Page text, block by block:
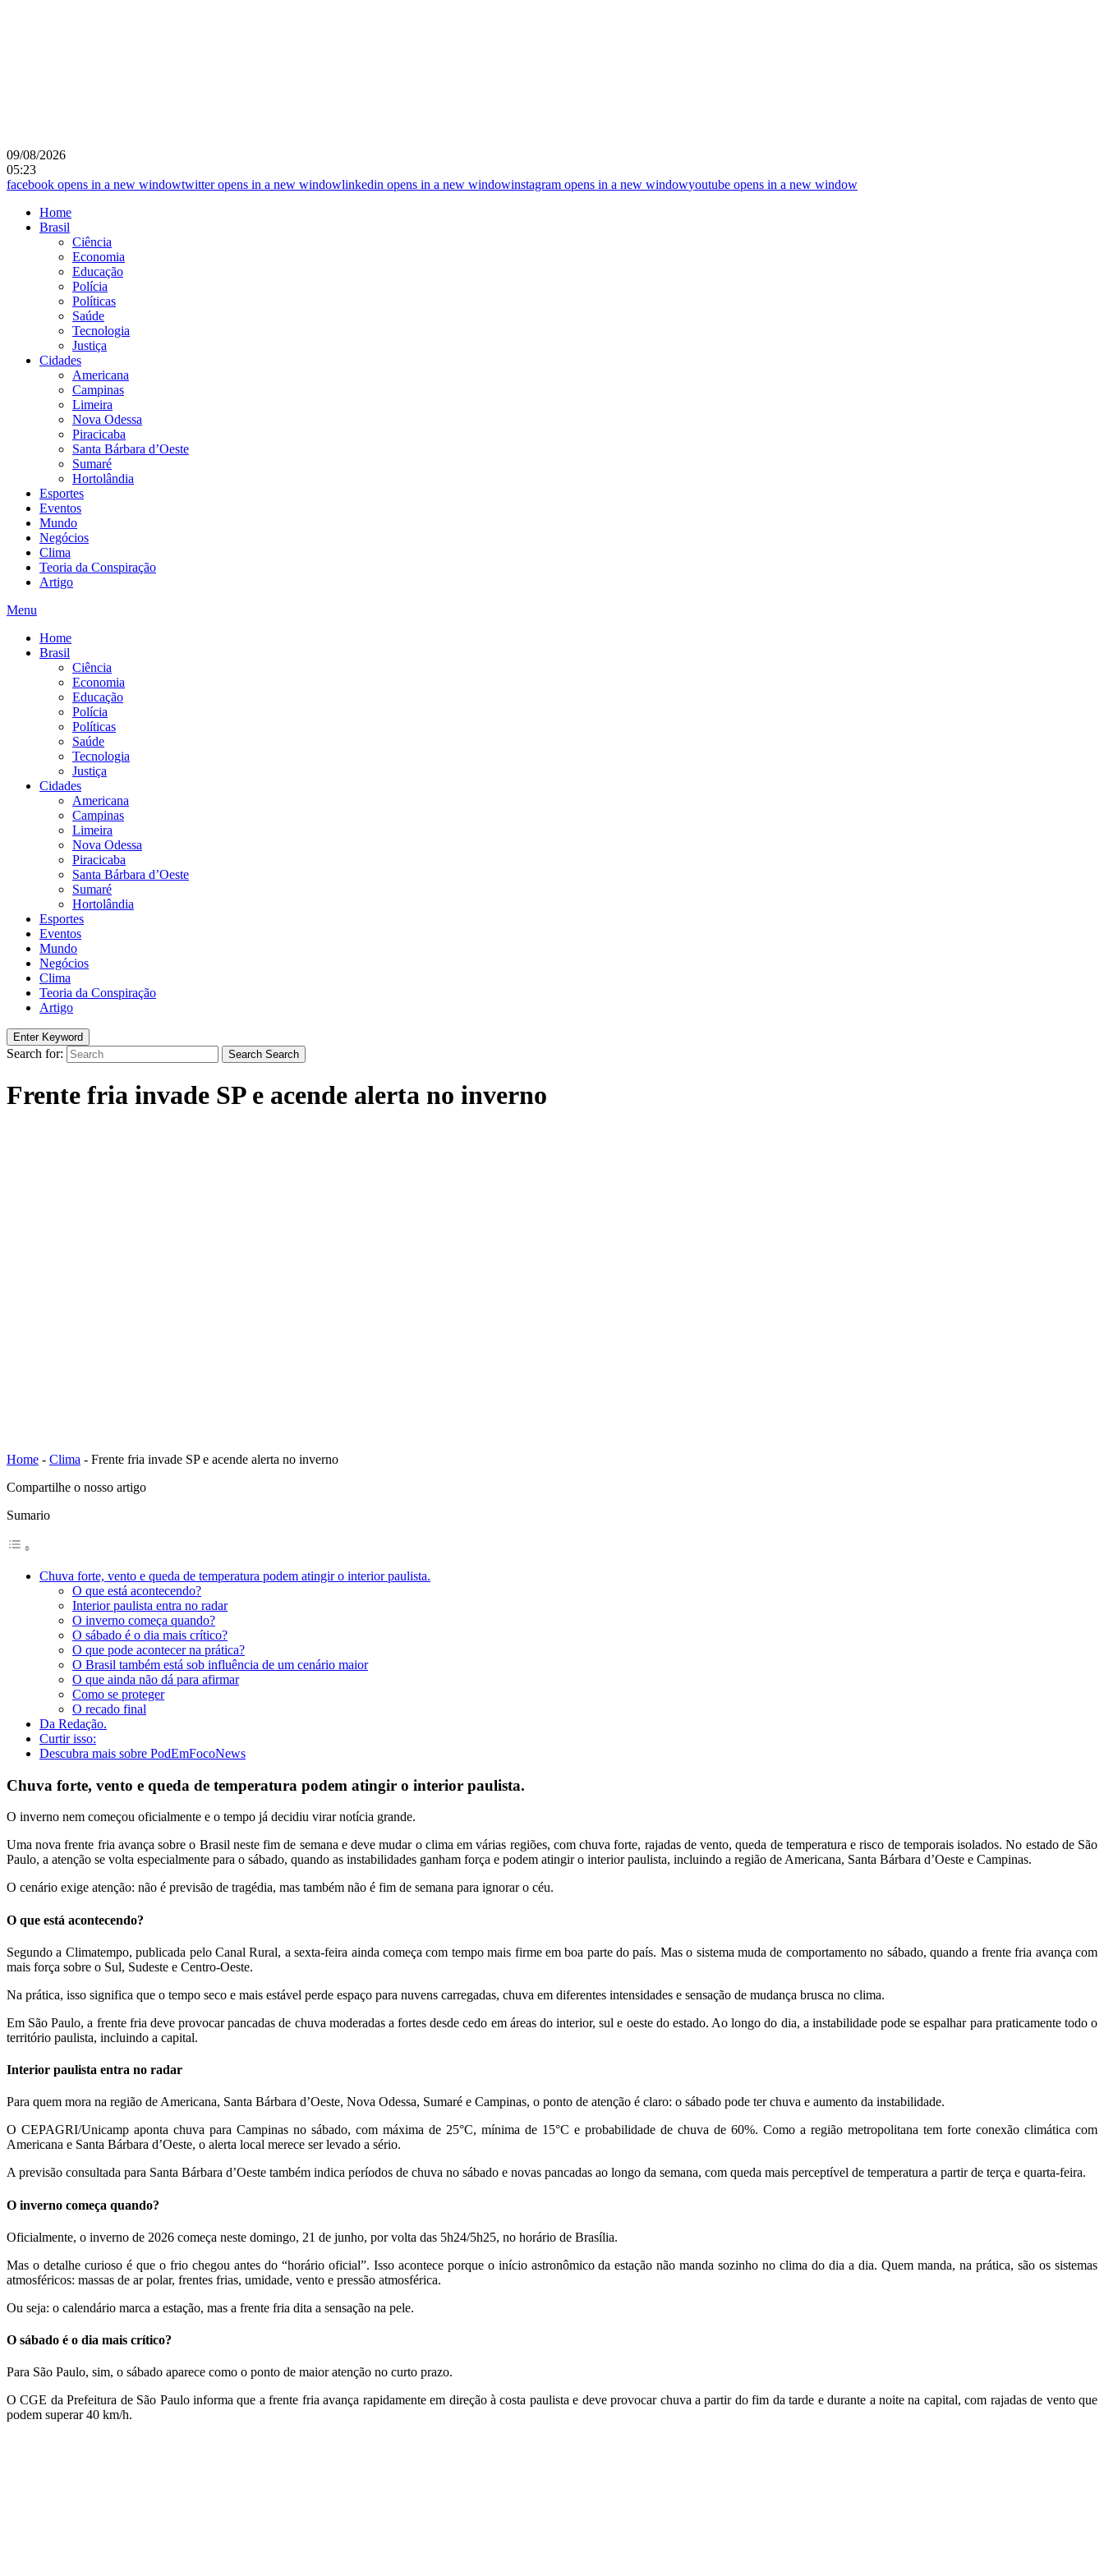
09/08/2026
05:23
facebook opens in a new windowtwitteropens in a new windowlinkedin opens in a new windowinstagram opens in a new windowyoutube opens in a new window
Home
Brasil
Ciência
Economia
Educação
Polícia
Políticas
Saúde
Tecnologia
Justiça
Cidades
Americana
Campinas
Limeira
Nova Odessa
Piracicaba
Santa Bárbara d’Oeste
Sumaré
Hortolândia
Esportes
Eventos
Mundo
Negócios
Clima
Teoria da Conspiração
Artigo
Menu
Home
Brasil
Ciência
Economia
Educação
Polícia
Políticas
Saúde
Tecnologia
Justiça
Cidades
Americana
Campinas
Limeira
Nova Odessa
Piracicaba
Santa Bárbara d’Oeste
Sumaré
Hortolândia
Esportes
Eventos
Mundo
Negócios
Clima
Teoria da Conspiração
Artigo
Enter Keyword
Search for: Search Search
Frente fria invade SP e acende alerta no inverno
Home - Clima - Frente fria invade SP e acende alerta no inverno
Compartilhe o nosso artigo
Sumario
Chuva forte, vento e queda de temperatura podem atingir o interior paulista.
O que está acontecendo?
Interior paulista entra no radar
O inverno começa quando?
O sábado é o dia mais crítico?
O que pode acontecer na prática?
O Brasil também está sob influência de um cenário maior
O que ainda não dá para afirmar
Como se proteger
O recado final
Da Redação.
Curtir isso:
Descubra mais sobre PodEmFocoNews
Chuva forte, vento e queda de temperatura podem atingir o interior paulista.
O inverno nem começou oficialmente e o tempo já decidiu virar notícia grande.
Uma nova frente fria avança sobre o Brasil neste fim de semana e deve mudar o clima em várias regiões, com chuva forte, rajadas de vento, queda de temperatura e risco de temporais isolados. No estado de São
Paulo, a atenção se volta especialmente para o sábado, quando as instabilidades ganham força e podem atingir o interior paulista, incluindo a região de Americana, Santa Bárbara d’Oeste e Campinas.
O cenário exige atenção: não é previsão de tragédia, mas também não é fim de semana para ignorar o céu.
O que está acontecendo?
Segundo a Climatempo, publicada pelo Canal Rural, a sexta-feira ainda começa com tempo mais firme em boa parte do país. Mas o sistema muda de comportamento no sábado, quando a frente fria avança com
mais força sobre o Sul, Sudeste e Centro-Oeste.
Na prática, isso significa que o tempo seco e mais estável perde espaço para nuvens carregadas, chuva em diferentes intensidades e sensação de mudança brusca no clima.
Em São Paulo, a frente fria deve provocar pancadas de chuva moderadas a fortes desde cedo em áreas do interior, sul e oeste do estado. Ao longo do dia, a instabilidade pode se espalhar para praticamente todo o
território paulista, incluindo a capital.
Interior paulista entra no radar
Para quem mora na região de Americana, Santa Bárbara d’Oeste, Nova Odessa, Sumaré e Campinas, o ponto de atenção é claro: o sábado pode ter chuva e aumento da instabilidade.
O CEPAGRI/Unicamp aponta chuva para Campinas no sábado, com máxima de 25°C, mínima de 15°C e probabilidade de chuva de 60%. Como a região metropolitana tem forte conexão climática com
Americana e Santa Bárbara d’Oeste, o alerta local merece ser levado a sério.
A previsão consultada para Santa Bárbara d’Oeste também indica períodos de chuva no sábado e novas pancadas ao longo da semana, com queda mais perceptível de temperatura a partir de terça e quarta-feira.
O inverno começa quando?
Oficialmente, o inverno de 2026 começa neste domingo, 21 de junho, por volta das 5h24/5h25, no horário de Brasília.
Mas o detalhe curioso é que o frio chegou antes do “horário oficial”. Isso acontece porque o início astronômico da estação não manda sozinho no clima do dia a dia. Quem manda, na prática, são os sistemas
atmosféricos: massas de ar polar, frentes frias, umidade, vento e pressão atmosférica.
Ou seja: o calendário marca a estação, mas a frente fria dita a sensação na pele.
O sábado é o dia mais crítico?
Para São Paulo, sim, o sábado aparece como o ponto de maior atenção no curto prazo.
O CGE da Prefeitura de São Paulo informa que a frente fria avança rapidamente em direção à costa paulista e deve provocar chuva a partir do fim da tarde e durante a noite na capital, com rajadas de vento que
podem superar 40 km/h.